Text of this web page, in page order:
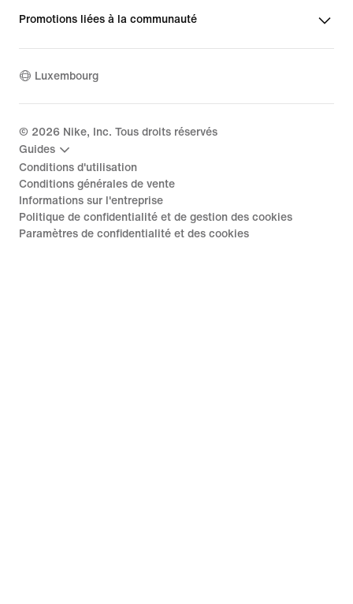
Promotions liées à la communauté
Luxembourg
© 2026 Nike, Inc. Tous droits réservés
Guides
Conditions d'utilisation
Conditions générales de vente
Informations sur l'entreprise
Politique de confidentialité et de gestion des cookies
Paramètres de confidentialité et des cookies